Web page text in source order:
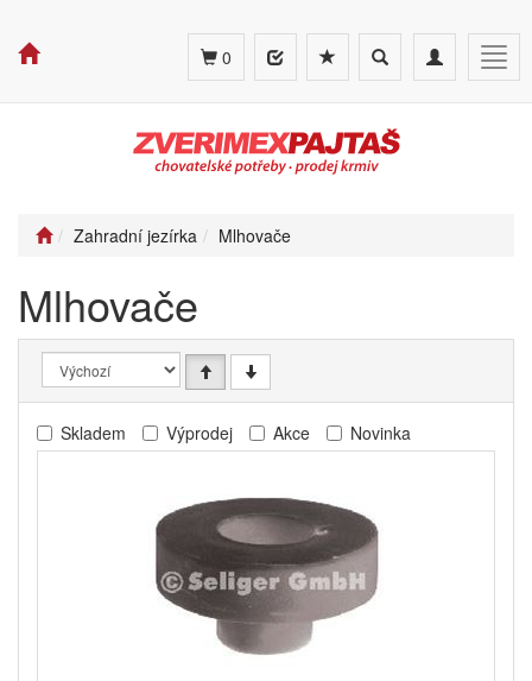
Toggle
navigation
Toggle
search
0
Zahradní jezírka Mlhovače
Mlhovače
Skladem Výprodej Akce Novinka